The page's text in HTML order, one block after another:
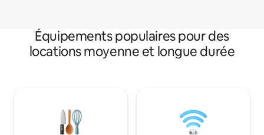
Équipements populaires pour des
locations moyenne et longue durée